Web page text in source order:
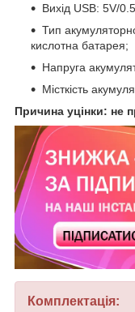
Вихід USB: 5V/
Тип
кислотна батарея;
Напруга
Місткість
Причина уцінки: не
Комплектація: